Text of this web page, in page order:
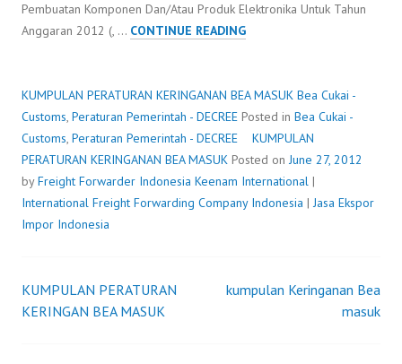
Pembuatan Komponen Dan/Atau Produk Elektronika Untuk Tahun
Anggaran 2012 (, … CONTINUE READINGKUMPULAN
BEA
MASUK
KUMPULAN PERATURAN KERINGANAN BEA MASUK Bea Cukai -
Customs, Peraturan Pemerintah - DECREE Posted in Bea Cukai -
Customs, Peraturan Pemerintah - DECREE
KUMPULAN
PERATURAN KERINGANAN BEA MASUK Posted onJune 27, 2012
byFreight Forwarder Indonesia Keenam International |
International Freight Forwarding Company Indonesia |Jasa Ekspor
Impor Indonesia
Post
KUMPULAN PERATURAN
KERINGAN BEA MASUK
kumpulan Keringanan Bea
masuk